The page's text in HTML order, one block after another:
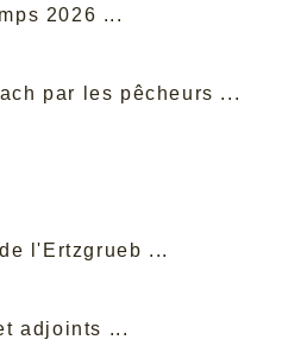
2026 ...
par les pêcheurs ...
l'Ertzgrueb ...
adjoints ...